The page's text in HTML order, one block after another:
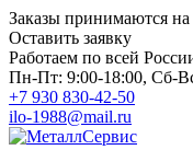
Заказы принимаются
Оставить заявку
Работаем по всей
Пн-Пт: 9:00-18:00, Сб-
+7 930 830-42-50
ilo-1988@mail.ru